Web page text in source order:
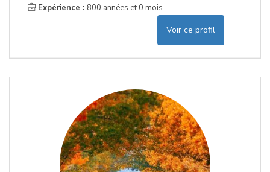
Expérience : 800 années et 0 mois
Voir ce profil